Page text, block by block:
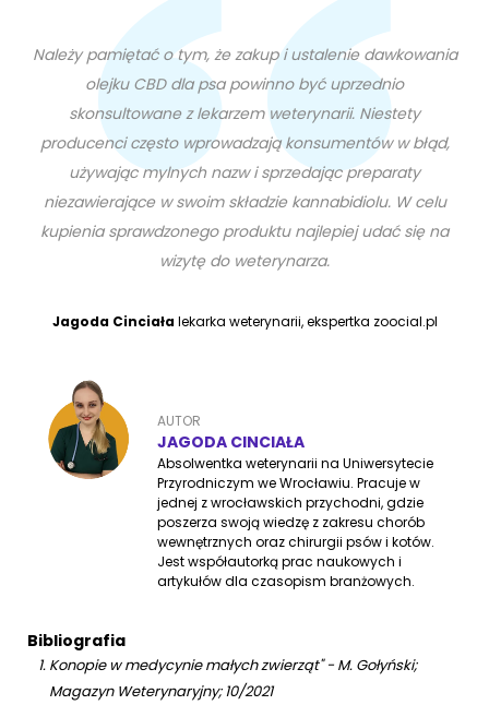
Należy pamiętać o tym, że zakup i ustalenie dawkowania
olejku CBD dla psa powinno być uprzednio
skonsultowane z lekarzem weterynarii. Niestety
producenci często wprowadzają konsumentów w błąd,
używając mylnych nazw i sprzedając preparaty
niezawierające w swoim składzie kannabidiolu. W celu
kupienia sprawdzonego produktu najlepiej udać się na
wizytę do weterynarza.
Jagoda Cinciałalekarka weterynarii, ekspertka zoocial.pl
AUTOR
JAGODA CINCIAŁA
Absolwentka weterynarii na Uniwersytecie
Przyrodniczym we Wrocławiu. Pracuje w
jednej z wrocławskich przychodni, gdzie
poszerza swoją wiedzę z zakresu chorób
wewnętrznych oraz chirurgii psów i kotów.
Jest współautorką prac naukowych i
artykułów dla czasopism branżowych.
Bibliografia
Konopie w medycynie małych zwierząt" - M. Gołyński;
Magazyn Weterynaryjny; 10/2021